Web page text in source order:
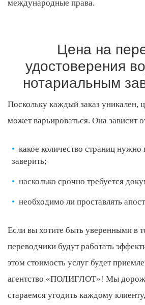
международные права.
Цена на
удостоверения
нотариальным
Поскольку каждый заказ уникален,
может варьироваться. Она зависит
какое количество страниц нужно
заверить;
насколько срочно требуется
необходимо ли проставлять
Если вы хотите быть уверенными в
переводчики будут работать
этом стоимость услуг будет
агентство «ПОЛИГЛОТ»! Мы
стараемся угодить каждому